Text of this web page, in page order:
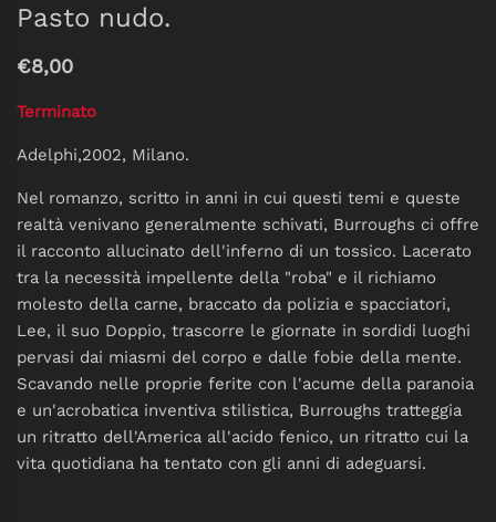
Pasto nudo.
€8,00
Terminato
Adelphi,2002, Milano.
Nel romanzo, scritto in anni in cui questi temi e queste
realtà venivano generalmente schivati, Burroughs ci offre
il racconto allucinato dell'inferno di un tossico. Lacerato
tra la necessità impellente della "roba" e il richiamo
molesto della carne, braccato da polizia e spacciatori,
Lee, il suo Doppio, trascorre le giornate in sordidi luoghi
pervasi dai miasmi del corpo e dalle fobie della mente.
Scavando nelle proprie ferite con l'acume della paranoia
e un'acrobatica inventiva stilistica, Burroughs tratteggia
un ritratto dell'America all'acido fenico, un ritratto cui la
vita quotidiana ha tentato con gli anni di adeguarsi.